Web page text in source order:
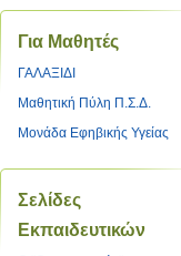
Για Μαθητές
ΓΑΛΑΞΙΔΙ
Μαθητική Πύλη Π.Σ.Δ.
Μονάδα Εφηβικής Υγείας
Σελίδες
Εκπαιδευτικών